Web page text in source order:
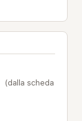
(dalla scheda